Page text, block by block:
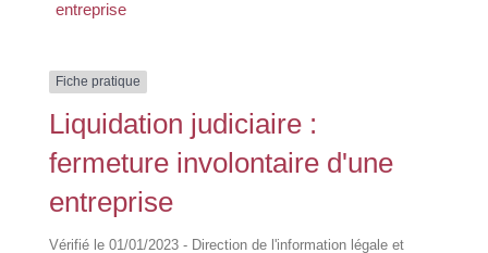
entreprise
Fiche pratique
Liquidation judiciaire :
fermeture involontaire d'une
entreprise
Vérifié le 01/01/2023 - Direction de l'information légale et